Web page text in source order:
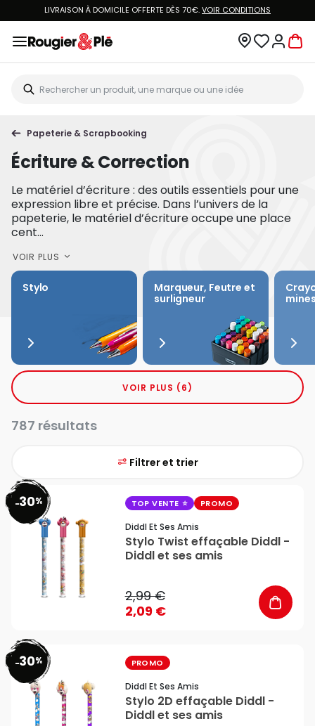
LIVRAISON À DOMICILE OFFERTE DÈS 70€.VOIR CONDITIONS
Papeterie & Scrapbooking
Écriture & Correction
Le matériel d’écriture : des outils essentiels pour une
expression libre et précise. Dans l’univers de la
papeterie, le matériel d’écriture occupe une place
cent...
VOIR PLUS
Stylo
Marqueur, Feutre et
surligneur
VOIR PLUS (6)
787 résultats
Filtrer et trier
-30% TOP VENTE PROMO
Diddl Et Ses Amis
Stylo Twist effaçable Diddl -
Diddl et ses amis
2,99 €
2,09 €
-30% PROMO
Diddl Et Ses Amis
Stylo 2D effaçable Diddl -
Diddl et ses amis